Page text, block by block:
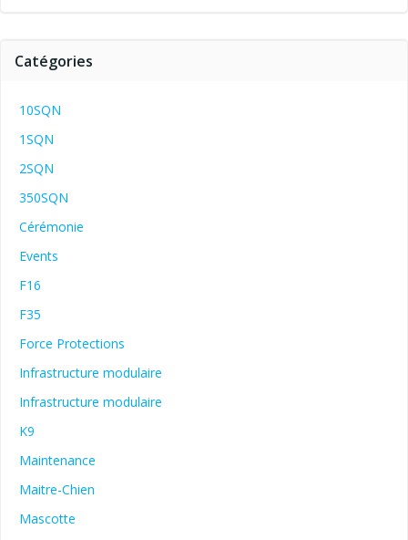
Catégories
10SQN
1SQN
2SQN
350SQN
Cérémonie
Events
F16
F35
Force Protections
Infrastructure modulaire
Infrastructure modulaire
K9
Maintenance
Maitre-Chien
Mascotte